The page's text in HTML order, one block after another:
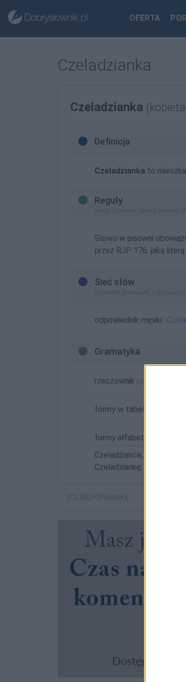
OFERTA
Czeladzianka
Czeladzianka
Definicja
Czeladzianka to
Reguły
reguły językowe, zasady pisowni
Słowo w pisowni
przez RJP 176. jaką
Sieć słów
wyrażenia powiązane z
odpowiednik męski:
Gramatyka
rzeczownik rodzaj żeński
formy w tabelce:
formy alfabetycznie:
Czeladziance;
Czeladziankę;
ZGŁOŚ POPRAWKĘ